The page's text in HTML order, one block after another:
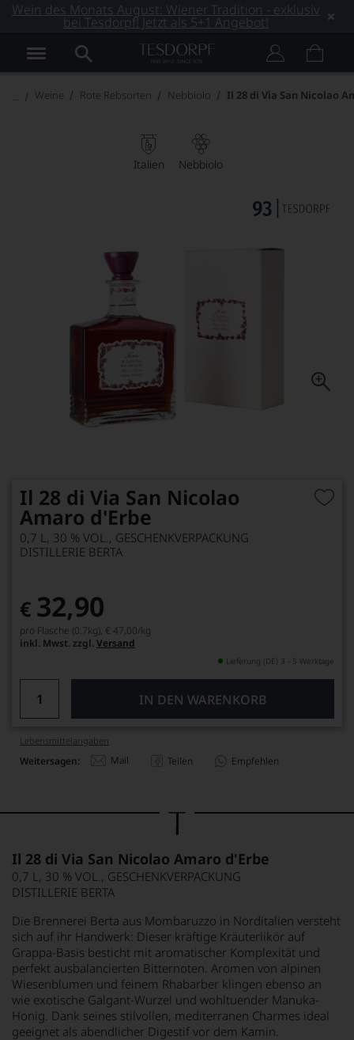
Wein des Monats August: Wiener Tradition - exklusiv
bei Tesdorpf! Jetzt als 5+1 Angebot!
Weine Rote Rebsorten Nebbiolo Il 28 di Via San Nicolao
Italien Nebbiolo
Il 28 di Via San Nicolao
Amaro d'Erbe
0,7 L, 30 % VOL., GESCHENKVERPACKUNG
DISTILLERIE BERTA
€ 32,90
pro Flasche (0.7kg), € 47,00/kg
inkl. Mwst. zzgl. Versand
Lieferung (DE) 3 - 5 Werktage
IN DEN WARENKORB
Lebensmittel­angaben
Weitersagen: Mail Teilen Empfehlen
Il 28 di Via San Nicolao Amaro d'Erbe
0,7 L, 30 % VOL., GESCHENKVERPACKUNG
DISTILLERIE BERTA
Die Brennerei Berta aus Mombaruzzo in Norditalien versteht
sich auf ihr Handwerk: Dieser kräftige Kräuterlikör auf
Grappa-Basis besticht mit aromatischer Komplexität und
perfekt ausbalancierten Bitternoten. Aromen von alpinen
Wiesenblumen und feinem Rhabarber klingen ebenso an
wie exotische Galgant-Wurzel und wohltuender Manuka-
Honig. Dank seines stilvollen, mediterranen Charmes ideal
geeignet als abendlicher Digestif vor dem Kamin.